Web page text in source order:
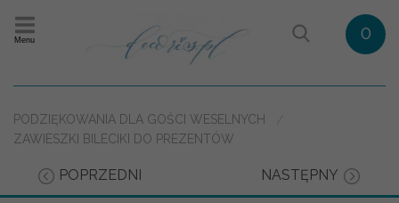
Menu 0
PODZIĘKOWANIA DLA GOŚCI WESELNYCH
ZAWIESZKI BILECIKI DO PREZENTÓW
POPRZEDNI NASTĘPNY